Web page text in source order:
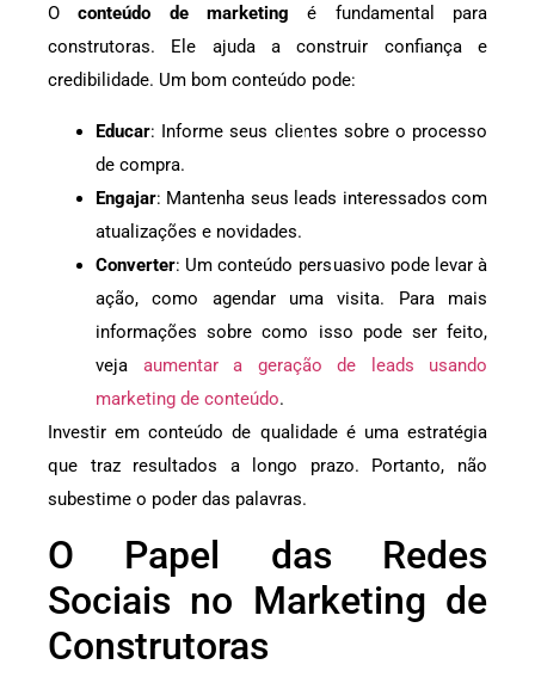
Oconteúdo de marketing é fundamental para
construtoras. Ele ajuda a construir confiança e
credibilidade. Um bom conteúdo pode:
Educar: Informe seus clientes sobre o processo
de compra.
Engajar: Mantenha seus leads interessados com
atualizações e novidades.
Converter: Um conteúdo persuasivo pode levar à
ação, como agendar uma visita. Para mais
informações sobre como isso pode ser feito,
veja aumentar a geração de leads usando
marketing de conteúdo.
Investir em conteúdo de qualidade é uma estratégia
que traz resultados a longo prazo. Portanto, não
subestime o poder das palavras.
O Papel das Redes
Sociais no Marketing de
Construtoras